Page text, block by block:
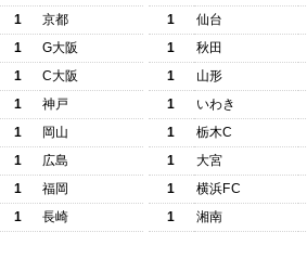
1
京都
1
G大阪
1
C大阪
1
神戸
1
岡山
1
広島
1
福岡
1 長崎
1
仙台
1
秋田
1
山形
1
いわき
1
栃木C
1
大宮
1
横浜FC
1
湘南